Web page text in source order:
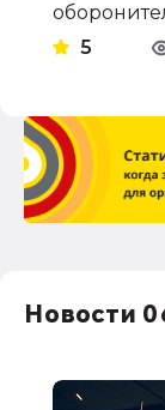
5
Новости